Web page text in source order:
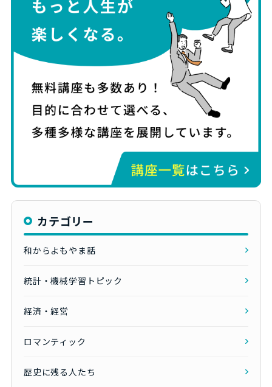
カテゴリー
和からよもやま話
統計・機械学習トピック
経済・経営
ロマンティック
歴史に残る人たち